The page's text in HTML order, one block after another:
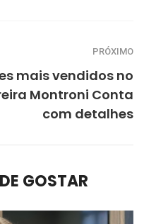
PRÓXIMO
mais vendidos no
Montroni Conta
com detalhes
GOSTAR